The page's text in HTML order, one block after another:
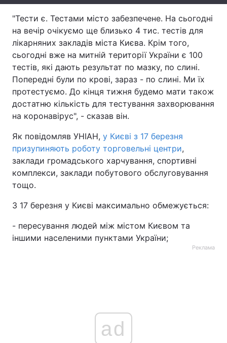
Архів Вакансії
Контакти
Послуги
Тема оформлення
"Тести є. Тестами місто забезпечене. На сьогодні
на вечір очікуємо ще близько 4 тис. тестів для
лікарняних закладів міста Києва. Крім того,
сьогодні вже на митній території України є 100
тестів, які дають результат по мазку, по слині.
Попередні були по крові, зараз - по слині. Ми їх
протестуємо. До кінця тижня будемо мати також
достатню кількість для тестування захворювання
на коронавірус", - сказав він.
Як повідомляв УНІАН, у Києві з 17 березня
призупиняють роботу торговельні центри,
заклади громадського харчування, спортивні
комплекси, заклади побутового обслуговування
тощо.
З 17 березня у Києві максимально обмежується:
- пересування людей між містом Києвом та
іншими населеними пунктами України;
Реклама
ad